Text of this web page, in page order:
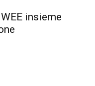
insieme